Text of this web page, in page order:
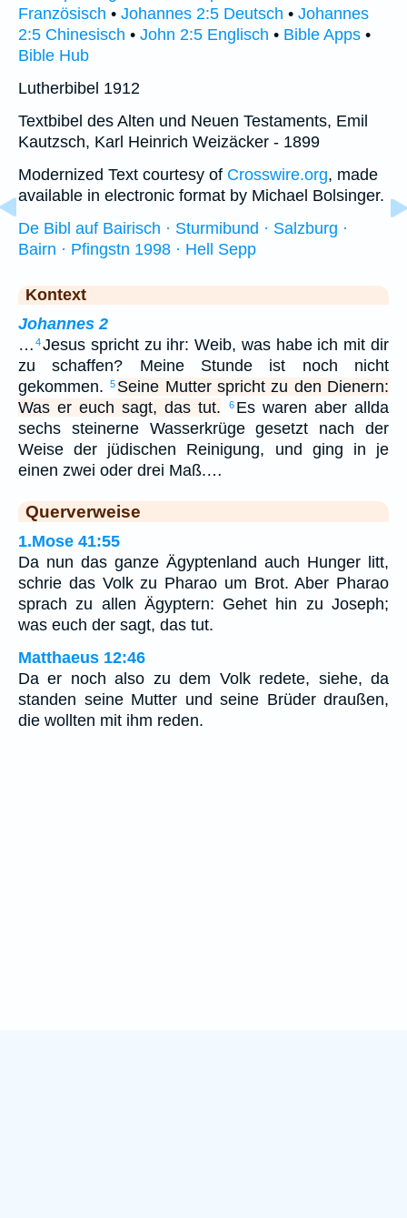
Französisch • Johannes 2:5 Deutsch • Johannes
2:5 Chinesisch • John 2:5 Englisch • Bible Apps •
Bible Hub
Lutherbibel 1912
Textbibel des Alten und Neuen Testaments, Emil
Kautzsch, Karl Heinrich Weizäcker - 1899
Modernized Text courtesy of Crosswire.org, made
available in electronic format by Michael Bolsinger.
De Bibl auf Bairisch · Sturmibund · Salzburg ·
Bairn · Pfingstn 1998 · Hell Sepp
Kontext
Johannes 2
… 4Jesus spricht zu ihr: Weib, was habe ich mit dir
zu schaffen? Meine Stunde ist noch nicht
gekommen.
5 Seine Mutter spricht zu den Dienern:
Was er euch sagt, das tut.
6 Es waren aber allda
sechs steinerne Wasserkrüge gesetzt nach der
Weise der jüdischen Reinigung, und ging in je
einen zwei oder drei Maß.…
Querverweise
1.Mose 41:55
Da nun das ganze Ägyptenland auch Hunger litt,
schrie das Volk zu Pharao um Brot. Aber Pharao
sprach zu allen Ägyptern: Gehet hin zu Joseph;
was euch der sagt, das tut.
Matthaeus 12:46
Da er noch also zu dem Volk redete, siehe, da
standen seine Mutter und seine Brüder draußen,
die wollten mit ihm reden.